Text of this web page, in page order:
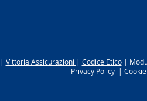
| Vittoria Assicurazioni | Codice Etico|
Privacy Policy |